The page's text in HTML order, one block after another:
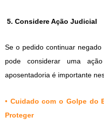
5. Considere Ação Judicial
Se o pedido continuar
pode considerar uma
aposentadoria é importante
• Cuidado com o Golpe do
Proteger